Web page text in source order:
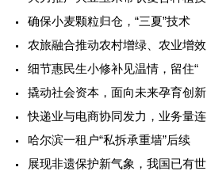
确保小麦颗粒归仓，“三夏”技术
农旅融合推动农村增绿、农业增效
细节惠民生小修补见温情，留住“
撬动社会资本，面向未来孕育创新
快递业与电商协同发力，业务量连
哈尔滨一租户“私拆承重墙”后续
展现非遗保护新气象，我国已有世